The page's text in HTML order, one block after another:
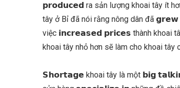
𝗽𝗿𝗼𝗱𝘂𝗰𝗲𝗱 ra sản lượng khoai tây ít
tây ở Bỉ đã nói rằng nông dân đã 𝗴𝗿𝗲𝘄
việc 𝗶𝗻𝗰𝗿𝗲𝗮𝘀𝗲𝗱 𝗽𝗿𝗶𝗰𝗲𝘀 thành khoai
khoai tây nhỏ hơn sẽ làm cho khoai tây
𝗦𝗵𝗼𝗿𝘁𝗮𝗴𝗲 khoai tây là một 𝗯𝗶𝗴